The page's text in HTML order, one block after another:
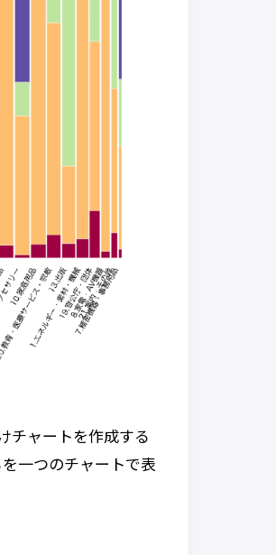
チャートを作成する
一つのチャートで表